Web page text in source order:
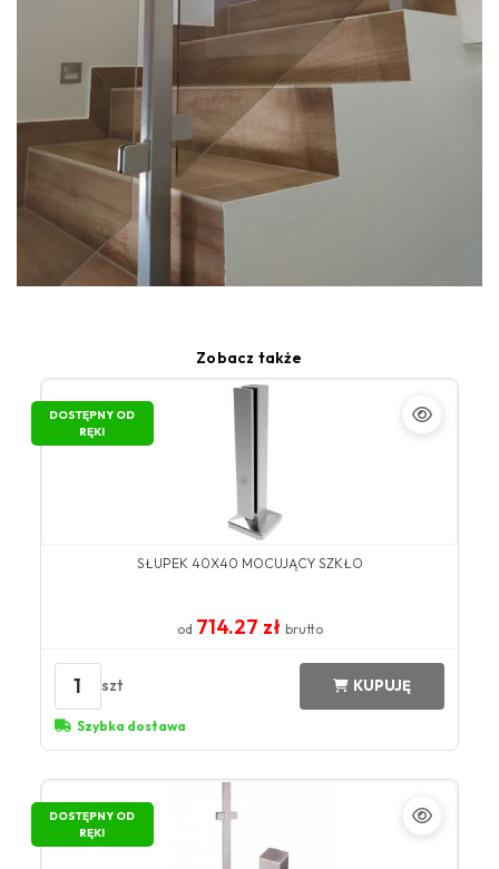
Zobacz także
DOSTĘPNY OD
RĘKI
SŁUPEK 40X40 MOCUJĄCY SZKŁO
od 714.27 zł brutto
1 szt KUPUJĘ
Szybka dostawa
DOSTĘPNY OD
RĘKI